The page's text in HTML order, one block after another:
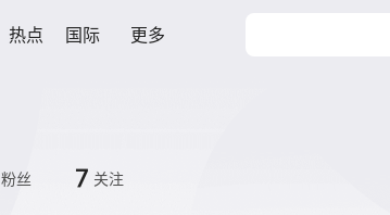
热点 国际 更多
粉丝 7 关注